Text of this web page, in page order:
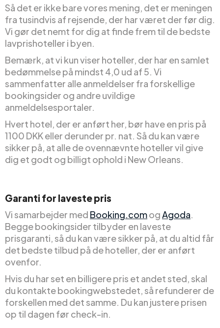
Så det er ikke bare vores mening, det er meningen
fra tusindvis af rejsende, der har været der før dig.
Vi gør det nemt for dig at finde frem til de bedste
lavprishoteller i byen.
Bemærk, at vi kun viser hoteller, der har en samlet
bedømmelse på mindst 4,0 ud af 5. Vi
sammenfatter alle anmeldelser fra forskellige
bookingsider og andre uvildige
anmeldelsesportaler.
Hvert hotel, der er anført her, bør have en pris på
1100 DKK eller derunder pr. nat. Så du kan være
sikker på, at alle de ovennævnte hoteller vil give
dig et godt og billigt ophold i New Orleans.
Garanti for laveste pris
Vi samarbejder med Booking.comog Agoda
Begge bookingsider tilbyder en laveste
prisgaranti, så du kan være sikker på, at du altid får
det bedste tilbud på de hoteller, der er anført
ovenfor.
Hvis du har set en billigere pris et andet sted, skal
du kontakte bookingwebstedet, så refunderer de
forskellen med det samme. Du kan justere prisen
op til dagen før check-in.